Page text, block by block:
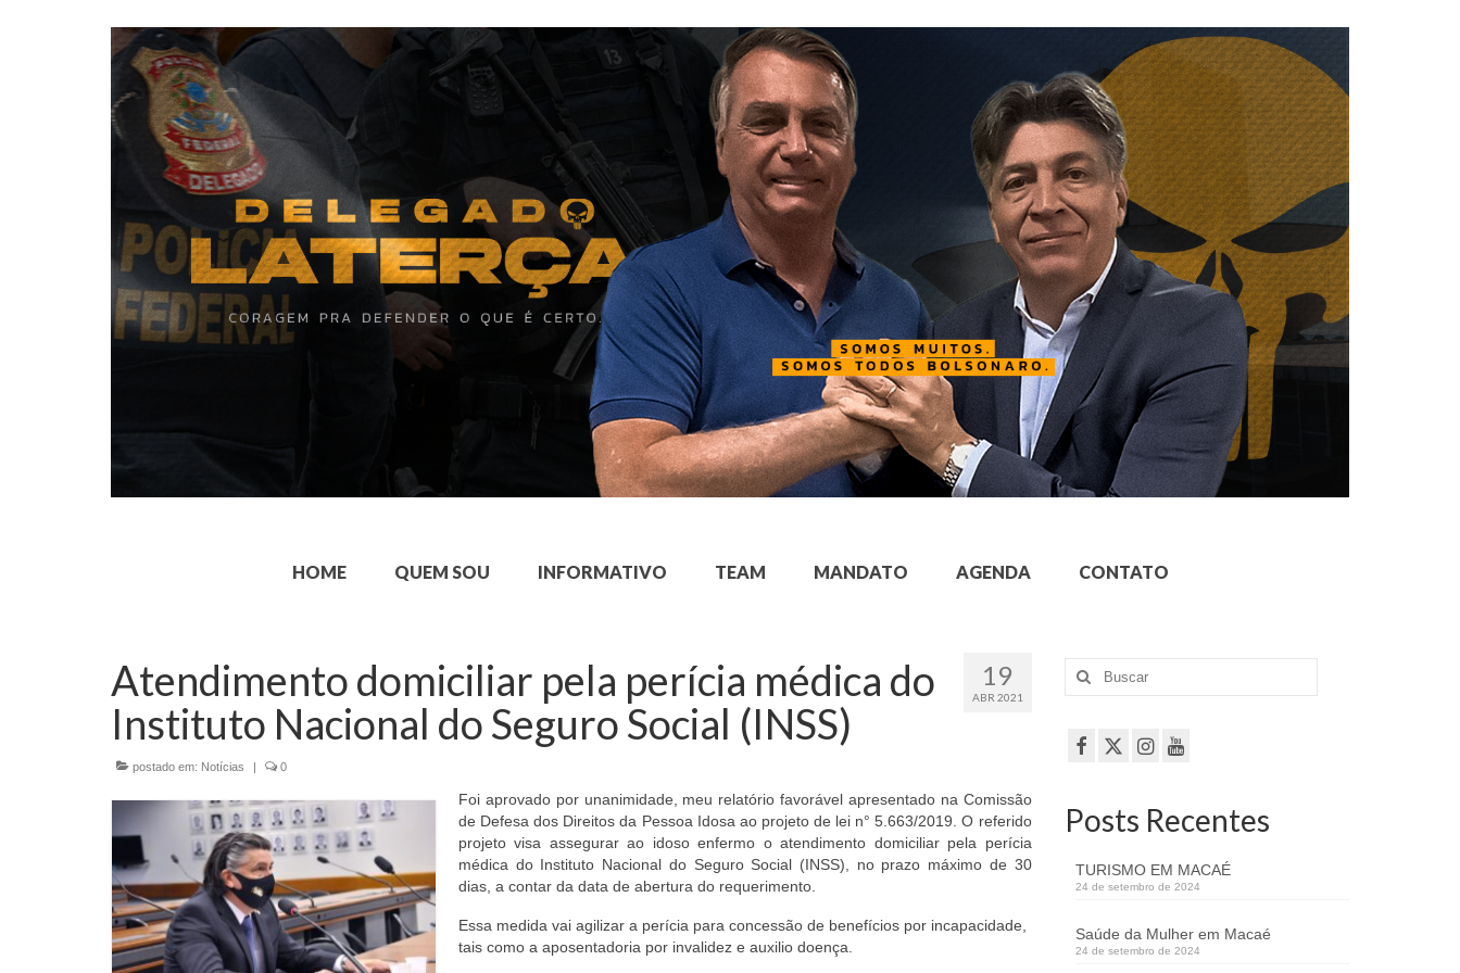
HOME QUEM SOU INFORMATIVO TEAM MANDATO AGENDA CONTATO
19
ABR 2021
Atendimento domiciliar pela perícia médica do
Instituto Nacional do Seguro Social (INSS)
postado em: Notícias | 0
Foi aprovado por unanimidade, meu relatório favorável apresentado na Comissão
de Defesa dos Direitos da Pessoa Idosa ao projeto de lei n° 5.663/2019. O referido
projeto visa assegurar ao idoso enfermo o atendimento domiciliar pela perícia
médica do Instituto Nacional do Seguro Social (INSS), no prazo máximo de 30
dias, a contar da data de abertura do requerimento.
Essa medida vai agilizar a perícia para concessão de benefícios por incapacidade,
tais como a aposentadoria por invalidez e auxilio doença.
Buscar
por:
Posts Recentes
TURISMO EM MACAÉ
24 de setembro de 2024
Saúde da Mulher em Macaé
24 de setembro de 2024